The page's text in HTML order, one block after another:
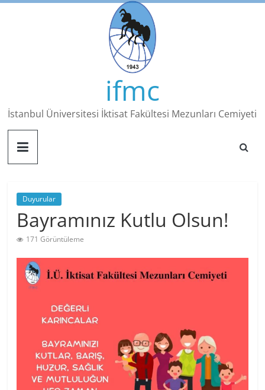
Skip
ifmc
İstanbul Üniversitesi İktisat Fakültesi Mezunları Cemiyeti
Duyurular
Bayramınız Kutlu Olsun!
171 Görüntüleme